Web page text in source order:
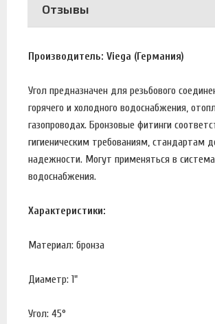
Отзывы
Производитель: Viega (Германия)
Угол предназначен для резьбового
горячего и холодного водоснабжения,
газопроводах. Бронзовые фитинги
гигиеническим требованиям, стандартам
надежности. Могут применяться в
водоснабжения.
Характеристики:
Материал: бронза
Диаметр: 1"
Угол: 45°